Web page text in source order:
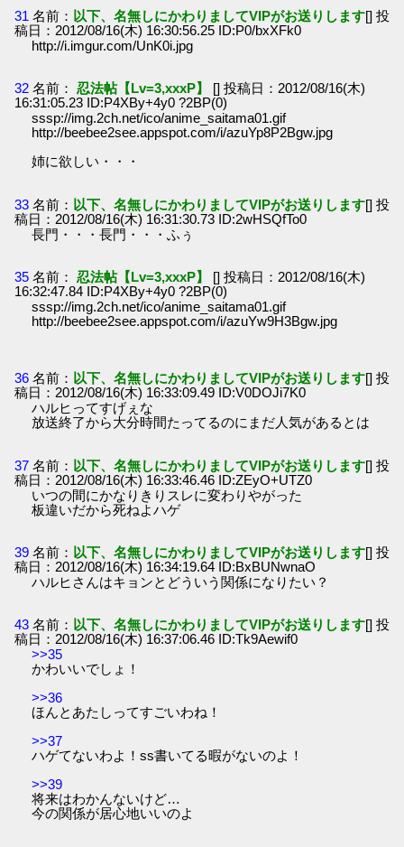
31 名前： 以下、名無しにかわりましてVIPがお送りします[] 投
稿日：2012/08/16(木) 16:30:56.25 ID:P0/bxXFk0
http://i.imgur.com/UnK0i.jpg
32 名前： 忍法帖【Lv=3,xxxP】 [] 投稿日：2012/08/16(木)
16:31:05.23 ID:P4XBy+4y0 ?2BP(0)
sssp://img.2ch.net/ico/anime_saitama01.gif
http://beebee2see.appspot.com/i/azuYp8P2Bgw.jpg
姉に欲しい・・・
33 名前： 以下、名無しにかわりましてVIPがお送りします[] 投
稿日：2012/08/16(木) 16:31:30.73 ID:2wHSQfTo0
長門・・・長門・・・ふぅ
35 名前： 忍法帖【Lv=3,xxxP】 [] 投稿日：2012/08/16(木)
16:32:47.84 ID:P4XBy+4y0 ?2BP(0)
sssp://img.2ch.net/ico/anime_saitama01.gif
http://beebee2see.appspot.com/i/azuYw9H3Bgw.jpg
36 名前： 以下、名無しにかわりましてVIPがお送りします[] 投
稿日：2012/08/16(木) 16:33:09.49 ID:V0DOJi7K0
ハルヒってすげぇな
放送終了から大分時間たってるのにまだ人気があるとは
37 名前： 以下、名無しにかわりましてVIPがお送りします[] 投
稿日：2012/08/16(木) 16:33:46.46 ID:ZEyO+UTZ0
いつの間にかなりきりスレに変わりやがった
板違いだから死ねよハゲ
39 名前： 以下、名無しにかわりましてVIPがお送りします[] 投
稿日：2012/08/16(木) 16:34:19.64 ID:BxBUNwnaO
ハルヒさんはキョンとどういう関係になりたい？
43 名前： 以下、名無しにかわりましてVIPがお送りします[] 投
稿日：2012/08/16(木) 16:37:06.46 ID:Tk9Aewif0
>>35
かわいいでしょ！
>>36
ほんとあたしってすごいわね！
>>37
ハゲてないわよ！ss書いてる暇がないのよ！
>>39
将来はわかんないけど…
今の関係が居心地いいのよ